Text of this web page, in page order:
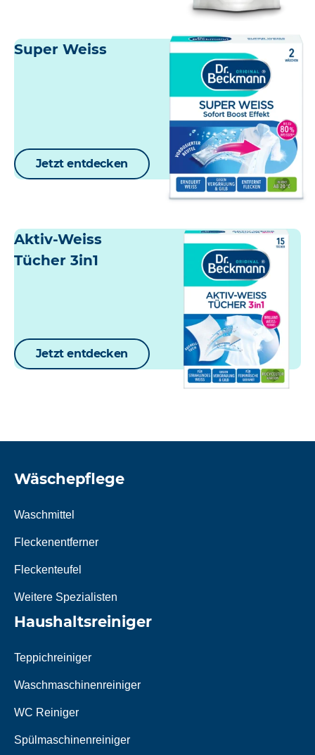
Super Weiss
Jetzt entdecken
Aktiv-Weiss
Tücher 3in1
Jetzt entdecken
Wäschepflege
Waschmittel
Fleckenentferner
Fleckenteufel
Weitere Spezialisten
Haushaltsreiniger
Teppichreiniger
Waschmaschinenreiniger
WC Reiniger
Spülmaschinenreiniger